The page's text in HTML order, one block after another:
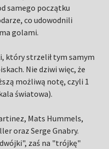
samego początku
co udowodnili
golami.
który strzelił tym samym
Nie dziwi więc, że
możliwą notę, czyli 1
światowa).
Mats Hummels,
oraz Serge Gnabry.
zaś na "trójkę"